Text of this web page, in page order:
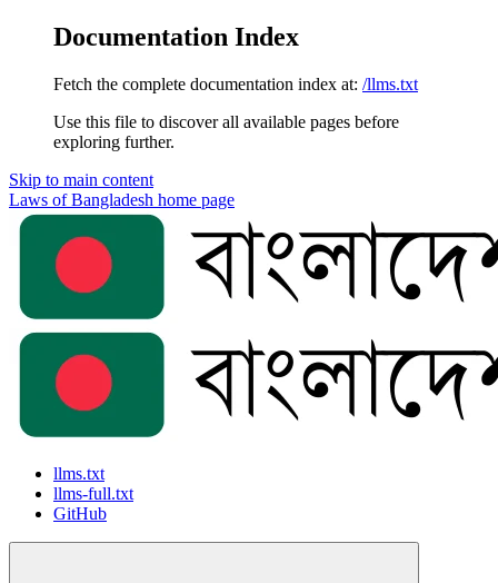
Documentation Index
Fetch the complete documentation index at: /llms.txt
Use this file to discover all available pages before
exploring further.
Skip to main content
Laws of Bangladesh home page
llms.txt
llms-full.txt
GitHub